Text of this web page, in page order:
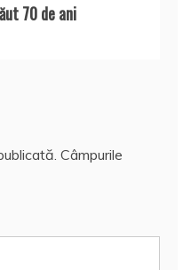
70 de ani
Câmpurile